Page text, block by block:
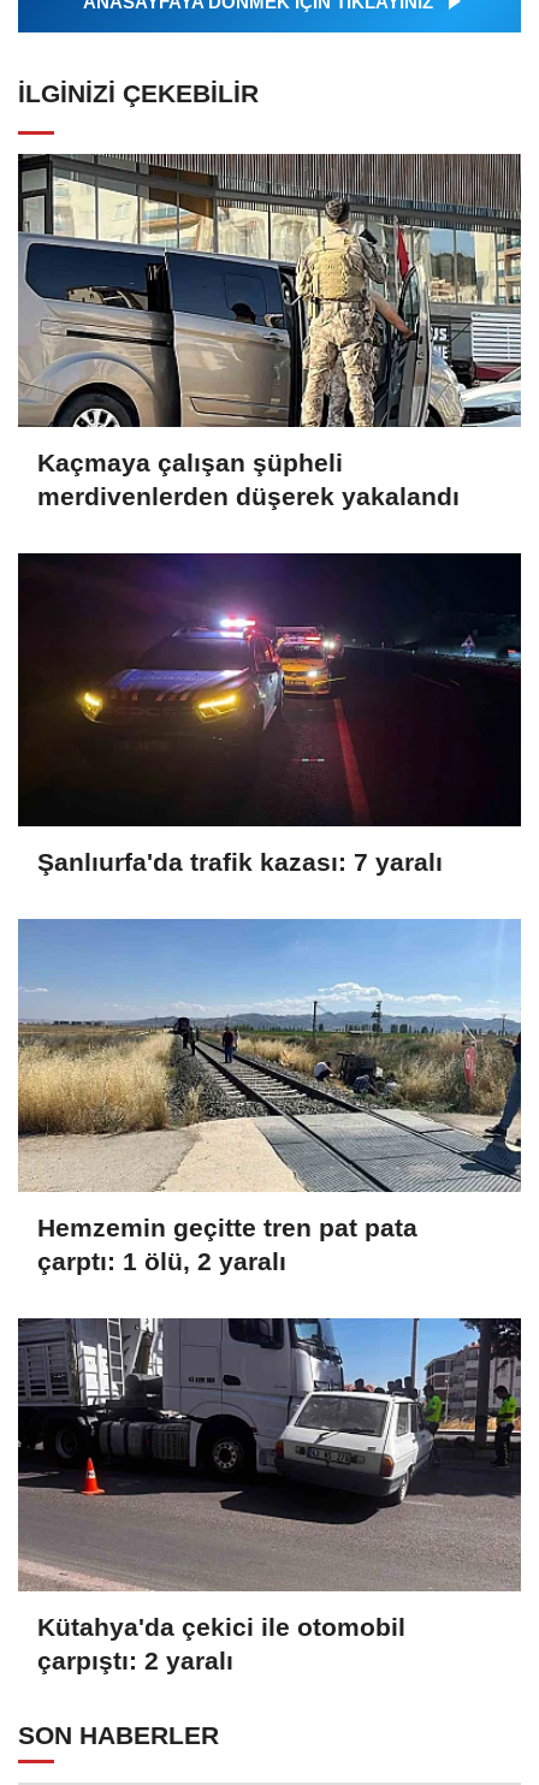
İLGINIZI ÇEKEBILIR
Kaçmaya çalışan şüpheli
merdivenlerden düşerek yakalandı
Şanlıurfa'da trafik kazası: 7 yaralı
Hemzemin geçitte tren pat pata
çarptı: 1 ölü, 2 yaralı
Kütahya'da çekici ile otomobil
çarpıştı: 2 yaralı
SON HABERLER